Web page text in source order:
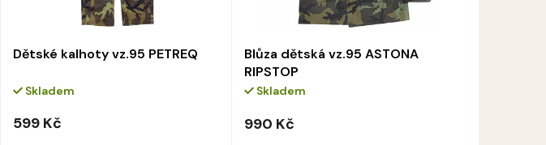
Dětské kalhoty vz.95 PETREQ
Skladem
599 Kč
Blůza dětská vz.95 ASTONA
RIPSTOP
Skladem
990 Kč